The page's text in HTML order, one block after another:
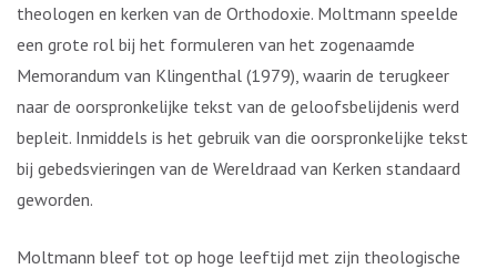
theologen en kerken van de Orthodoxie. Moltmann speelde
een grote rol bij het formuleren van het zogenaamde
Memorandum van Klingenthal (1979), waarin de terugkeer
naar de oorspronkelijke tekst van de geloofsbelijdenis werd
bepleit. Inmiddels is het gebruik van die oorspronkelijke tekst
bij gebedsvieringen van de Wereldraad van Kerken standaard
geworden.
Moltmann bleef tot op hoge leeftijd met zijn theologische